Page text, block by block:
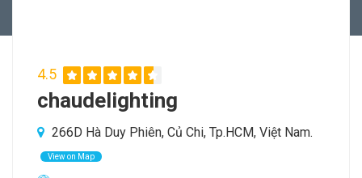
4.5
chaudelighting
266D Hà Duy Phiên, Củ Chi, Tp.HCM, Việt Nam.
View on Map